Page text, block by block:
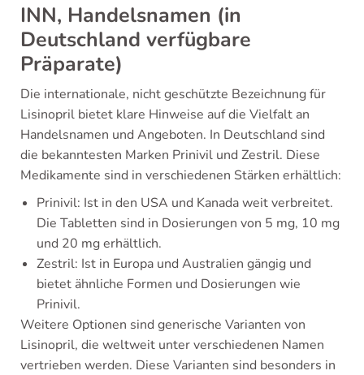
INN, Handelsnamen (in
Deutschland verfügbare
Präparate)
Die internationale, nicht geschützte Bezeichnung für
Lisinopril bietet klare Hinweise auf die Vielfalt an
Handelsnamen und Angeboten. In Deutschland sind
die bekanntesten Marken Prinivil und Zestril. Diese
Medikamente sind in verschiedenen Stärken erhältlich:
Prinivil: Ist in den USA und Kanada weit verbreitet.
Die Tabletten sind in Dosierungen von 5 mg, 10 mg
und 20 mg erhältlich.
Zestril: Ist in Europa und Australien gängig und
bietet ähnliche Formen und Dosierungen wie
Prinivil.
Weitere Optionen sind generische Varianten von
Lisinopril, die weltweit unter verschiedenen Namen
vertrieben werden. Diese Varianten sind besonders in